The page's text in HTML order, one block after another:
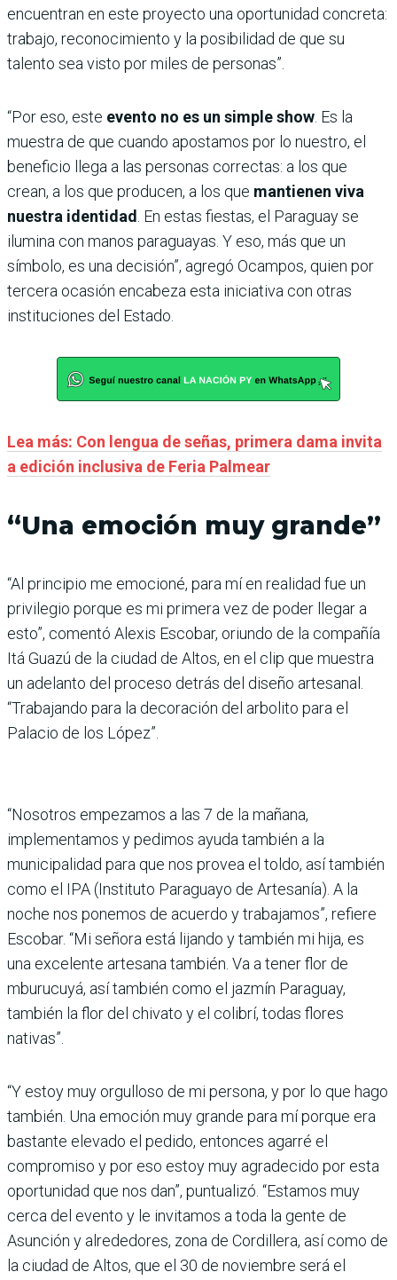
encuentran en este proyecto una oportunidad concreta:
trabajo, reconocimiento y la posibilidad de que su
talento sea visto por miles de personas”.
“Por eso, este evento no es un simple show. Es la
muestra de que cuando apostamos por lo nuestro, el
beneficio llega a las personas correctas: a los que
crean, a los que producen, a los que mantienen viva
nuestra identidad. En estas fiestas, el Paraguay se
ilumina con manos paraguayas. Y eso, más que un
símbolo, es una decisión”, agregó Ocampos, quien por
tercera ocasión encabeza esta iniciativa con otras
instituciones del Estado.
Lea más: Con lengua de señas, primera dama invita
a edición inclusiva de Feria Palmear
“Una emoción muy grande”
“Al principio me emocioné, para mí en realidad fue un
privilegio porque es mi primera vez de poder llegar a
esto”, comentó Alexis Escobar, oriundo de la compañía
Itá Guazú de la ciudad de Altos, en el clip que muestra
un adelanto del proceso detrás del diseño artesanal.
“Trabajando para la decoración del arbolito para el
Palacio de los López”.
“Nosotros empezamos a las 7 de la mañana,
implementamos y pedimos ayuda también a la
municipalidad para que nos provea el toldo, así también
como el IPA (Instituto Paraguayo de Artesanía). A la
noche nos ponemos de acuerdo y trabajamos”, refiere
Escobar. “Mi señora está lijando y también mi hija, es
una excelente artesana también. Va a tener flor de
mburucuyá, así también como el jazmín Paraguay,
también la flor del chivato y el colibrí, todas flores
nativas”.
“Y estoy muy orgulloso de mi persona, y por lo que hago
también. Una emoción muy grande para mí porque era
bastante elevado el pedido, entonces agarré el
compromiso y por eso estoy muy agradecido por esta
oportunidad que nos dan”, puntualizó. “Estamos muy
cerca del evento y le invitamos a toda la gente de
Asunción y alrededores, zona de Cordillera, así como de
la ciudad de Altos, que el 30 de noviembre será el